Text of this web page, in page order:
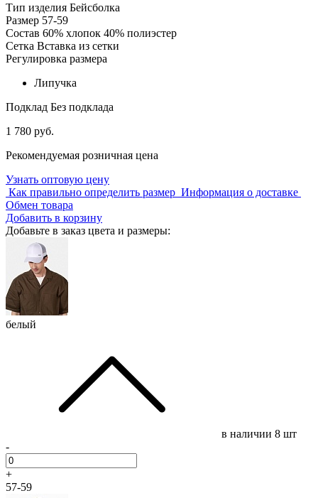
Тип изделия Бейсболка
Размер 57-59
Состав 60% хлопок 40% полиэстер
Сетка Вставка из сетки
Регулировка размера
Липучка
Подклад Без подклада
1 780 руб.
Рекомендуемая розничная цена
Узнать оптовую цену
Как правильно определить размер Информация о доставке
Обмен товара
Добавить в корзину
Добавьте в заказ цвета и размеры:
белый
в наличии 8 шт
-
+
57-59